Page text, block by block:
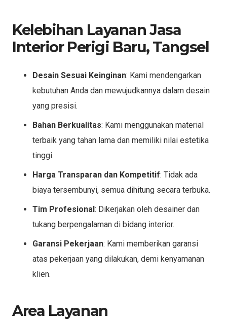
Kelebihan Layanan Jasa
Interior Perigi Baru, Tangsel
Desain Sesuai Keinginan: Kami mendengarkan
kebutuhan Anda dan mewujudkannya dalam desain
yang presisi.
Bahan Berkualitas: Kami menggunakan material
terbaik yang tahan lama dan memiliki nilai estetika
tinggi.
Harga Transparan dan Kompetitif: Tidak ada
biaya tersembunyi, semua dihitung secara terbuka.
Tim Profesional: Dikerjakan oleh desainer dan
tukang berpengalaman di bidang interior.
Garansi Pekerjaan: Kami memberikan garansi
atas pekerjaan yang dilakukan, demi kenyamanan
klien.
Area Layanan